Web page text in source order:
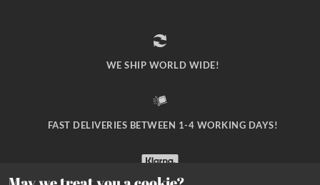
WE SHIP WORLD WIDE!
FAST DELIVERIES BETWEEN 1-4 WORKING DAYS!